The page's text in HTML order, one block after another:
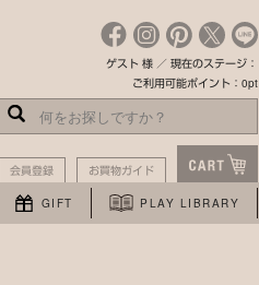
ゲスト 様 ／ 現在のステージ：
ご利用可能ポイント：0pt
会員登録 お買物ガイド
GIFT PLAY LIBRARY